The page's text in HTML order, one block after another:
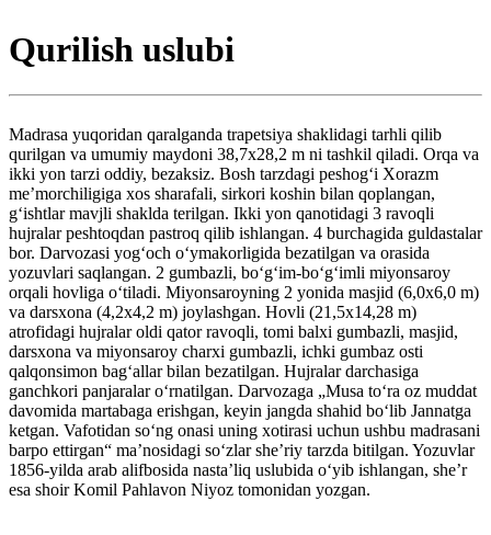
Qurilish uslubi
Madrasa yuqoridan qaralganda trapetsiya shaklidagi tarhli qilib
qurilgan va umumiy maydoni 38,7x28,2 m ni tashkil qiladi. Orqa va
ikki yon tarzi oddiy, bezaksiz. Bosh tarzdagi peshogʻi Xorazm
meʼmorchiligiga xos sharafali, sirkori koshin bilan qoplangan,
gʻishtlar mavjli shaklda terilgan. Ikki yon qanotidagi 3 ravoqli
hujralar peshtoqdan pastroq qilib ishlangan. 4 burchagida guldastalar
bor. Darvozasi yogʻoch oʻymakorligida bezatilgan va orasida
yozuvlari saqlangan. 2 gumbazli, boʻgʻim-boʻgʻimli miyonsaroy
orqali hovliga oʻtiladi. Miyonsaroyning 2 yonida masjid (6,0x6,0 m)
va darsxona (4,2x4,2 m) joylashgan. Hovli (21,5x14,28 m)
atrofidagi hujralar oldi qator ravoqli, tomi balxi gumbazli, masjid,
darsxona va miyonsaroy charxi gumbazli, ichki gumbaz osti
qalqonsimon bagʻallar bilan bezatilgan. Hujralar darchasiga
ganchkori panjaralar oʻrnatilgan. Darvozaga „Musa toʻra oz muddat
davomida martabaga erishgan, keyin jangda shahid boʻlib Jannatga
ketgan. Vafotidan soʻng onasi uning xotirasi uchun ushbu madrasani
barpo ettirgan“ maʼnosidagi soʻzlar sheʼriy tarzda bitilgan. Yozuvlar
1856-yilda arab alifbosida nastaʼliq uslubida oʻyib ishlangan, sheʼr
esa shoir Komil Pahlavon Niyoz tomonidan yozgan.